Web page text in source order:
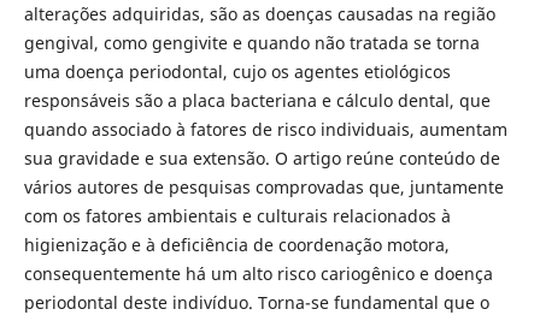
alterações adquiridas, são as doenças causadas na região
gengival, como gengivite e quando não tratada se torna
uma doença periodontal, cujo os agentes etiológicos
responsáveis são a placa bacteriana e cálculo dental, que
quando associado à fatores de risco individuais, aumentam
sua gravidade e sua extensão. O artigo reúne conteúdo de
vários autores de pesquisas comprovadas que, juntamente
com os fatores ambientais e culturais relacionados à
higienização e à deficiência de coordenação motora,
consequentemente há um alto risco cariogênico e doença
periodontal deste indivíduo. Torna-se fundamental que o